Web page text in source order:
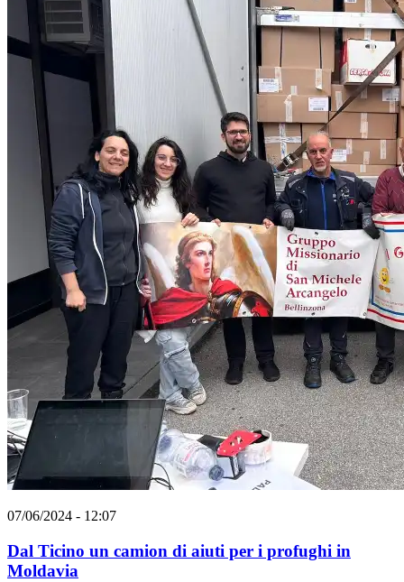
07/06/2024 - 12:07
Dal Ticino un camion di aiuti per i profughi in
Moldavia